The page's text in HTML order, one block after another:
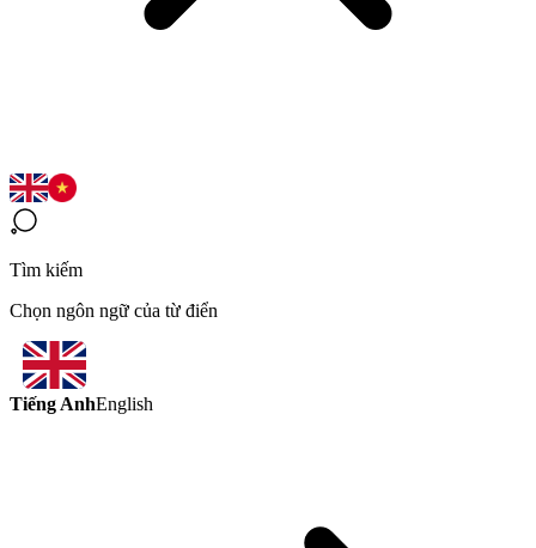
Tìm kiếm
Chọn ngôn ngữ của từ điển
Tiếng AnhEnglish